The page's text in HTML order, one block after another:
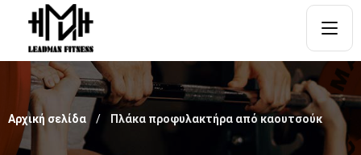
Αρχική σελίδα Πλάκα προφυλακτήρα από καουτσούκ